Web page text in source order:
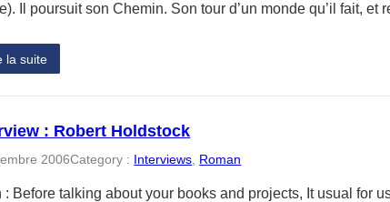
Il poursuit son Chemin. Son tour d’un monde qu’il fait,
la suite
: Robert Holdstock
2006Category : Interviews Roman
: Before talking about your books and projects, It usual for